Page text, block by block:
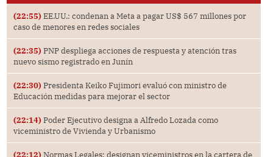
(22:55) EE.UU.: condenan a Meta a pagar US$ 567 millones por
caso de menores en redes sociales
(22:35) PNP despliega acciones de respuesta y atención tras
nuevo sismo registrado en Junín
(22:30) Presidenta Keiko Fujimori evaluó con ministro de
Educación medidas para mejorar el sector
(22:14) Poder Ejecutivo designa a Alfredo Lozada como
viceministro de Vivienda y Urbanismo
(22:12) Normas Legales: designan viceministros en la cartera de